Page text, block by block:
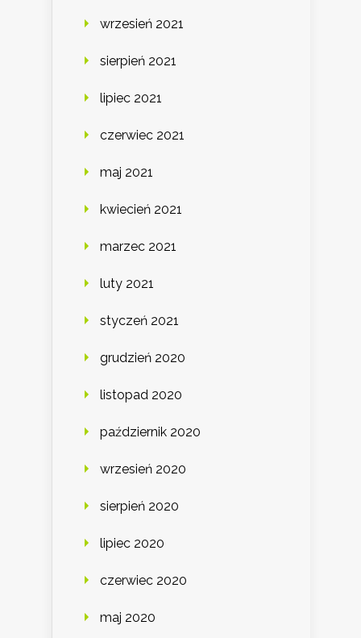
wrzesień 2021
sierpień 2021
lipiec 2021
czerwiec 2021
maj 2021
kwiecień 2021
marzec 2021
luty 2021
styczeń 2021
grudzień 2020
listopad 2020
październik 2020
wrzesień 2020
sierpień 2020
lipiec 2020
czerwiec 2020
maj 2020